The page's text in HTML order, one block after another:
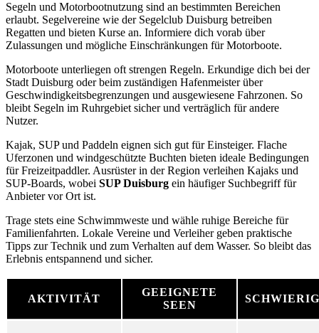
Segeln und Motorbootnutzung sind an bestimmten Bereichen
erlaubt. Segelvereine wie der Segelclub Duisburg betreiben
Regatten und bieten Kurse an. Informiere dich vorab über
Zulassungen und mögliche Einschränkungen für Motorboote.
Motorboote unterliegen oft strengen Regeln. Erkundige dich bei der
Stadt Duisburg oder beim zuständigen Hafenmeister über
Geschwindigkeitsbegrenzungen und ausgewiesene Fahrzonen. So
bleibt Segeln im Ruhrgebiet sicher und verträglich für andere
Nutzer.
Kajak, SUP und Paddeln eignen sich gut für Einsteiger. Flache
Uferzonen und windgeschützte Buchten bieten ideale Bedingungen
für Freizeitpaddler. Ausrüster in der Region verleihen Kajaks und
SUP-Boards, wobei SUP Duisburg ein häufiger Suchbegriff für
Anbieter vor Ort ist.
Trage stets eine Schwimmweste und wähle ruhige Bereiche für
Familienfahrten. Lokale Vereine und Verleiher geben praktische
Tipps zur Technik und zum Verhalten auf dem Wasser. So bleibt das
Erlebnis entspannend und sicher.
AKTIVITÄT
GEEIGNETE
SEEN